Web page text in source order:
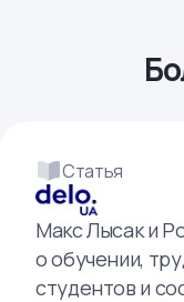
Статья
Макс Лысак и
о обучении,
студентов и